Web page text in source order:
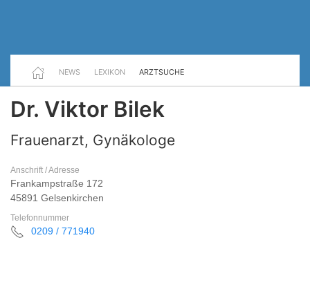
NEWS LEXIKON ARZTSUCHE
Dr. Viktor Bilek
Frauenarzt, Gynäkologe
Anschrift / Adresse
Frankampstraße 172
45891 Gelsenkirchen
Telefonnummer
0209 / 771940